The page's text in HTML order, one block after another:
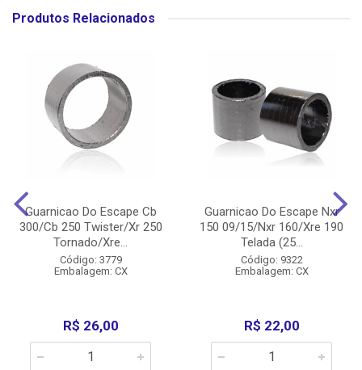
Produtos Relacionados
Guarnicao Do Escape Cb
300/Cb 250 Twister/Xr 250
Tornado/Xre...
Código: 3779
Embalagem: CX
R$ 26,00
Guarnicao Do Escape Nxr
150 09/15/Nxr 160/Xre 190
Telada (25...
Código: 9322
Embalagem: CX
R$ 22,00